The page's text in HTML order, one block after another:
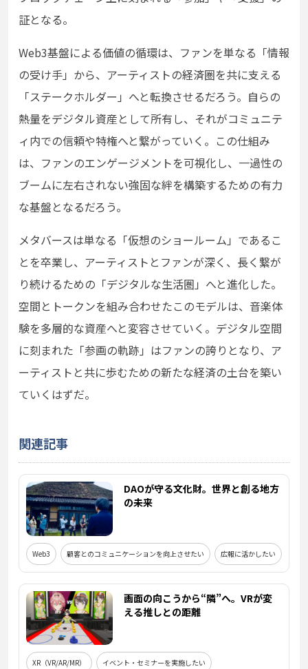
証となる。
Web3基盤による価値の循環は、ファンを単なる「情報
の受け手」から、アーティストの経済圏を共に支える
「ステークホルダー」へと転換させるだろう。自らの
熱量をデジタル資産として所有し、それがコミュニテ
ィ内での信頼や特権へと繋がっていく。この仕組み
は、ファンのエンゲージメントを可視化し、一過性の
ブームに左右されない強固な絆を構築するための有力
な基盤となるだろう。
メタバースは単なる「仮想のショールーム」であるこ
とを卒業し、アーティストとファンが深く、長く繋が
り続けるための「デジタルな生活圏」へと進化した。
空間とトークンを組み合わせたこのモデルは、音楽体
験を多層的な資産へと変容させていく。デジタル空間
に刻まれた「参画の軌跡」はファンの誇りとなり、ア
ーティストと共に歩むための新たな経済の土台を築い
ていくはずだ。
関連記事
DAOが守る文化財。世界と創る地方
の未来
Web3 顧客とのコミュニケーションを向上させたい 広報に活かしたい
画面の向こうから“隣”へ。VRが変
える推しとの距離
XR（VR/AR/MR） イベント・セミナーを実施したい